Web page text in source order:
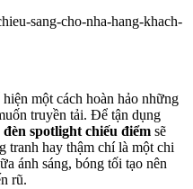
một cách hoàn hảo những
truyền tải. Để tận dụng
đèn spotlight chiếu điểm sẽ
tranh hay thậm chí là một chi
ánh sáng, bóng tối tạo nên
rũ.